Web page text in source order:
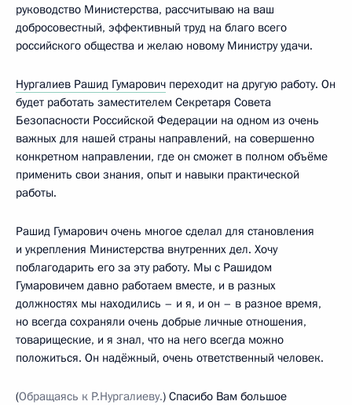
руководство Министерства, рассчитываю на ваш
добросовестный, эффективный труд на благо всего
российского общества и желаю новому Министру удачи.
Нургалиев Рашид Гумарович переходит на другую работу. Он
будет работать заместителем Секретаря Совета
Безопасности Российской Федерации на одном из очень
важных для нашей страны направлений, на совершенно
конкретном направлении, где он сможет в полном объёме
применить свои знания, опыт и навыки практической
работы.
Рашид Гумарович очень многое сделал для становления
и укрепления Министерства внутренних дел. Хочу
поблагодарить его за эту работу. Мы с Рашидом
Гумаровичем давно работаем вместе, и в разных
должностях мы находились – и я, и он – в разное время,
но всегда сохраняли очень добрые личные отношения,
товарищеские, и я знал, что на него всегда можно
положиться. Он надёжный, очень ответственный человек.
(Обращаясь к Р.Нургалиеву.) Спасибо Вам большое